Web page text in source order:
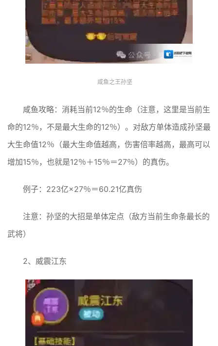
咸鱼之王孙坚
咸鱼攻略：消耗当前12％的生命（注意，这里是当前生
命的12％，不是最大生命的12％）。对敌方单体造成孙坚最
大生命值12％（最大生命值越高，伤害倍率越高，最高可以
增加15％，也就是12％＋15％＝27％）的真伤。
例子：223亿×27％＝60.21亿真伤
注意：孙坚的大招是单体定点（敌方当前生命条最长的
武将）
2、威震江东